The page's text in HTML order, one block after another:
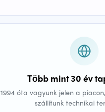
Több mint 30 év
1994 óta vagyunk jelen a
szállítunk technikai